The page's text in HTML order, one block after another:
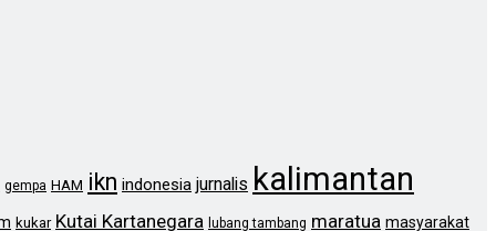
gempa HAM ikn indonesia jurnalis kalimantan
kukar Kutai Kartanegara lubang tambang maratua masyarakat